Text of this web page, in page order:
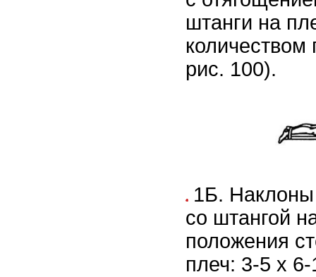
штанги на
количеством
рис. 100).
1Б.
со штангой
положения
плеч: 3-5 х